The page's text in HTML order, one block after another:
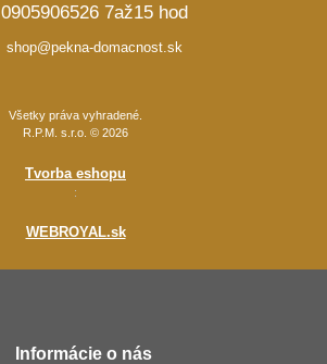
0905906526 7až15 hod
shop@pekna-domacnost.sk
Všetky práva vyhradené.
R.P.M. s.r.o. © 2026
Tvorba eshopu
:
WEBROYAL.sk
Informácie o nás